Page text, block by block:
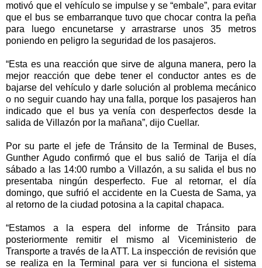
motivó que el vehículo se impulse y se “embale”, para evitar
que el bus se embarranque tuvo que chocar contra la peña
para luego encunetarse y arrastrarse unos 35 metros
poniendo en peligro la seguridad de los pasajeros.
“Esta es una reacción que sirve de alguna manera, pero la
mejor reacción que debe tener el conductor antes es de
bajarse del vehículo y darle solución al problema mecánico
o no seguir cuando hay una falla, porque los pasajeros han
indicado que el bus ya venía con desperfectos desde la
salida de Villazón por la mañana”, dijo Cuellar.
Por su parte el jefe de Tránsito de la Terminal de Buses,
Gunther Agudo confirmó que el bus salió de Tarija el día
sábado a las 14:00 rumbo a Villazón, a su salida el bus no
presentaba ningún desperfecto. Fue al retornar, el día
domingo, que sufrió el accidente en la Cuesta de Sama, ya
al retorno de la ciudad potosina a la capital chapaca.
“Estamos a la espera del informe de Tránsito para
posteriormente remitir el mismo al Viceministerio de
Transporte a través de la ATT. La inspección de revisión que
se realiza en la Terminal para ver si funciona el sistema